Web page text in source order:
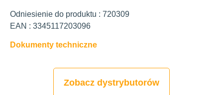
Odniesienie do produktu : 720309
EAN : 3345117203096
Dokumenty techniczne
Zobacz dystrybutorów